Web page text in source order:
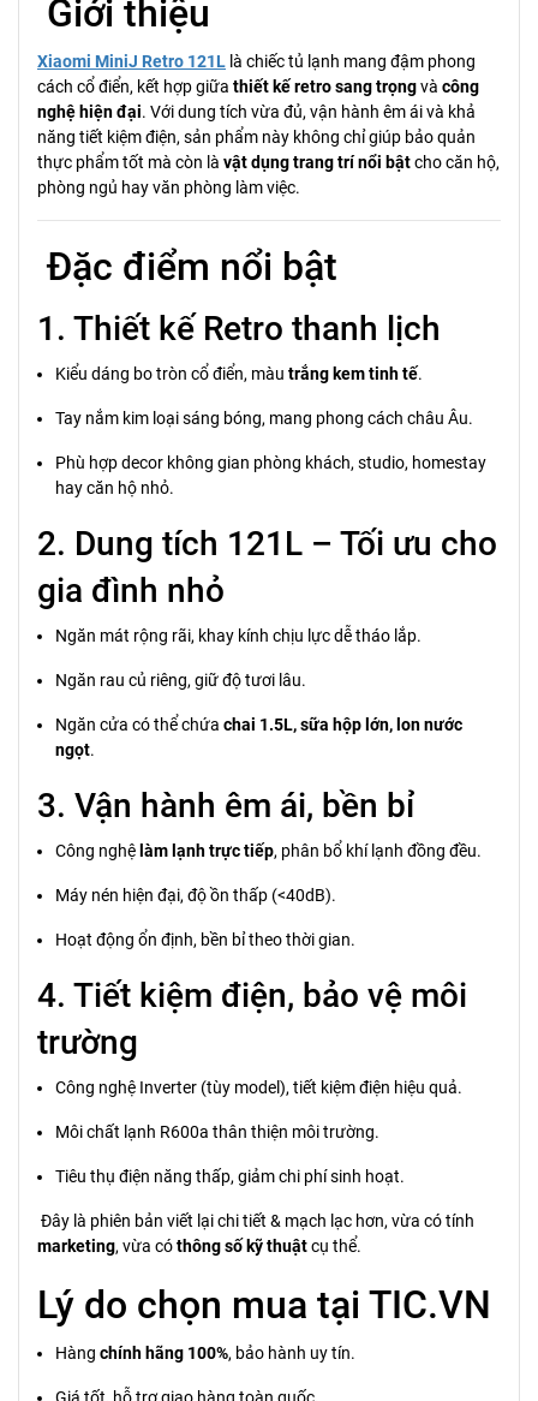
Giới thiệu
Xiaomi MiniJ Retro 121L là chiếc tủ lạnh mang đậm phong
cách cổ điển, kết hợp giữa thiết kế retro sang trọngvà công
nghệ hiện đại. Với dung tích vừa đủ, vận hành êm ái và khả
năng tiết kiệm điện, sản phẩm này không chỉ giúp bảo quản
thực phẩm tốt mà còn là vật dụng trang trí nổi bậtcho căn hộ,
phòng ngủ hay văn phòng làm việc.
Đặc điểm nổi bật
1. Thiết kế Retro thanh lịch
Kiểu dáng bo tròn cổ điển, màu trắng kem tinh tế.
Tay nắm kim loại sáng bóng, mang phong cách châu Âu.
Phù hợp decor không gian phòng khách, studio, homestay
hay căn hộ nhỏ.
2. Dung tích 121L – Tối ưu cho
gia đình nhỏ
Ngăn mát rộng rãi, khay kính chịu lực dễ tháo lắp.
Ngăn rau củ riêng, giữ độ tươi lâu.
Ngăn cửa có thể chứa chai 1.5L, sữa hộp lớn, lon nước
ngọt.
3. Vận hành êm ái, bền bỉ
Công nghệ làm lạnh trực tiếp, phân bổ khí lạnh đồng đều.
Máy nén hiện đại, độ ồn thấp (<40dB).
Hoạt động ổn định, bền bỉ theo thời gian.
4. Tiết kiệm điện, bảo vệ môi
trường
Công nghệ Inverter (tùy model), tiết kiệm điện hiệu quả.
Môi chất lạnh R600a thân thiện môi trường.
Tiêu thụ điện năng thấp, giảm chi phí sinh hoạt.
Đây là phiên bản viết lại chi tiết & mạch lạc hơn, vừa có tính
marketing, vừa cóthông số kỹ thuậtcụ thể.
Lý do chọn mua tại TIC.VN
Hàng chính hãng 100%, bảo hành uy tín.